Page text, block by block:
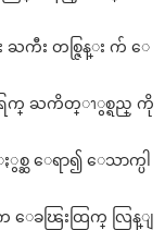
ႀကီး တစ္ဇြန္း က် ေ
ရြက္ ႀကိတ္ၫွစ္ရည္ ကို
စ္ဆ ေရာ၍ ေသာက္ပါ
ေခၽြးထြက္ လြန္ျ